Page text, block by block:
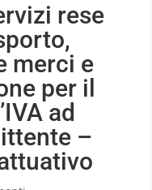
rese
merci e
per il
ad
–